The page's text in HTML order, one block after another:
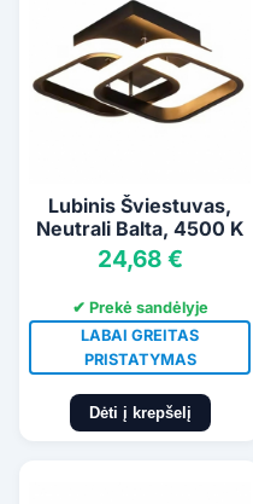
Lubinis Šviestuvas,
Neutrali Balta, 4500 K
24,68 €
✔ Prekė sandėlyje
LABAI GREITAS
PRISTATYMAS
Dėti į krepšelį